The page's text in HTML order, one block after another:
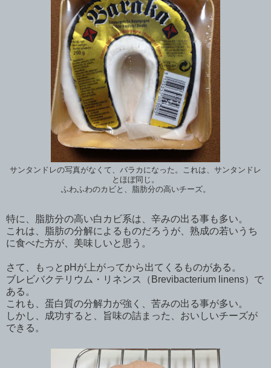
サンタンドレの写真がなくて、バラカになった。これは、サンタンドレ
とほぼ同じ。
ふわふわのカビと、脂肪分の高いチーズ。
特に、脂肪分の高い白カビ系は、辛みの出る事も多い。
これは、脂肪の分解によるものだろうが、熟成の若いうち
に食べた方が、美味しいと思う。
さて、もっとpHが上がってから出てくるものがある。
ブレビバクテリウム・リネンス（Brevibacterium linens）で
ある。
これも、蛋白質の分解力が強く、苦みの出る事が多い。
しかし、成功すると、旨味の詰まった、おいしいチーズが
できる。